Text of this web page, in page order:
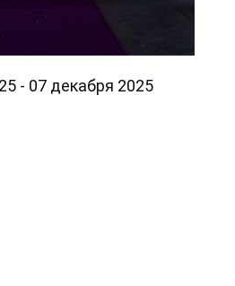
- 07 декабря 2025